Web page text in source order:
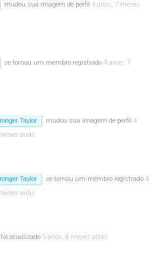
mudou sua imagem de perfil 4 anos, 7 meses
se tornou um membro registrado 4 anos, 7
Taylor mudou sua imagem de perfil 4
atrás
Taylor se tornou um membro registrado 4
atrás
foi atualizado 5 anos, 8 meses atrás